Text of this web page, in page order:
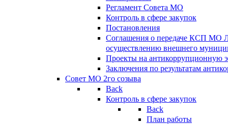
Регламент Совета МО
Контроль в сфере закупок
Постановления
Соглашения о передаче КСП МО
осуществлению внешнего
Проекты на антикоррупционную
Заключения по результатам
Совет МО 2го созыва
Back
Контроль в сфере закупок
Back
План работы